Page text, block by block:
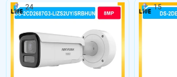
24 15